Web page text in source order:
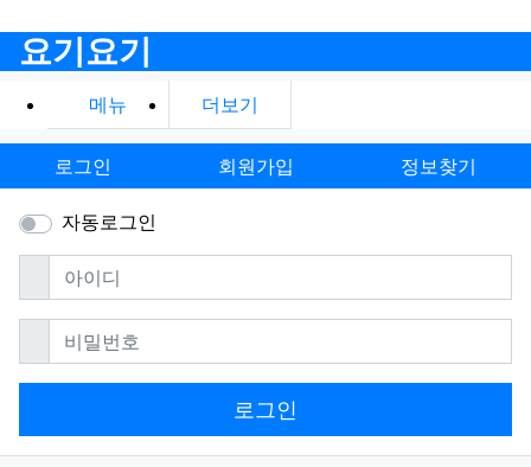
요기요기
메뉴 더보기
로그인 회원가입 정보찾기
자동로그인
아이디필수
비밀번호필수
로그인